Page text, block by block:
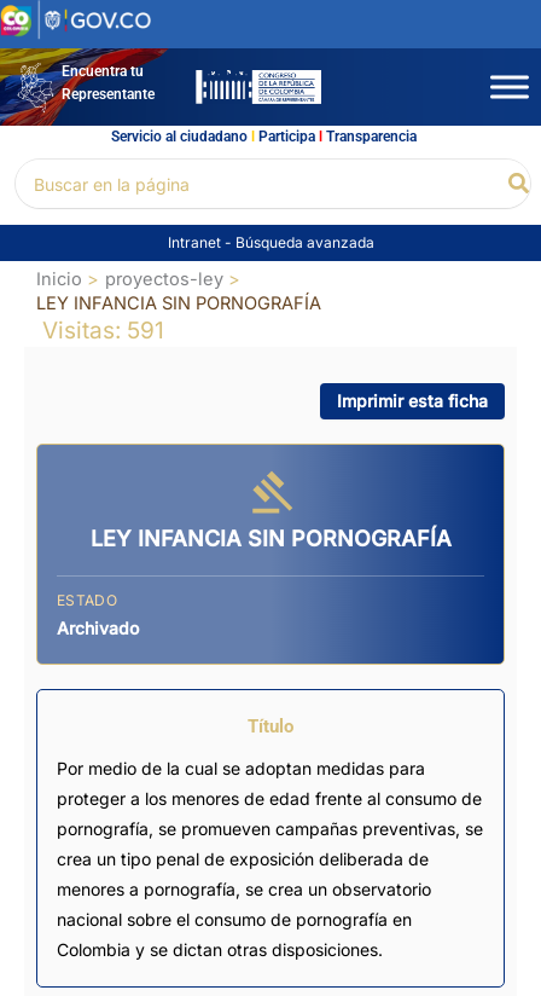
Ir
al
contenidoEncuentra tu
Representante
Servicio al ciudadano l Participal Transparencia
por:
Intranet - Búsqueda avanzada
Inicio
proyectos-ley
LEY INFANCIA SIN PORNOGRAFÍA
Visitas: 591
Imprimir esta ficha
LEY INFANCIA SIN PORNOGRAFÍA
ESTADO
Archivado
Título
Por medio de la cual se adoptan medidas para
proteger a los menores de edad frente al consumo de
pornografía, se promueven campañas preventivas, se
crea un tipo penal de exposición deliberada de
menores a pornografía, se crea un observatorio
nacional sobre el consumo de pornografía en
Colombia y se dictan otras disposiciones.